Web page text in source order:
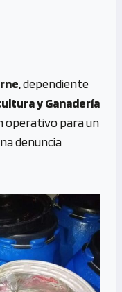
, dependiente
y Ganadería
operativo para un
denuncia